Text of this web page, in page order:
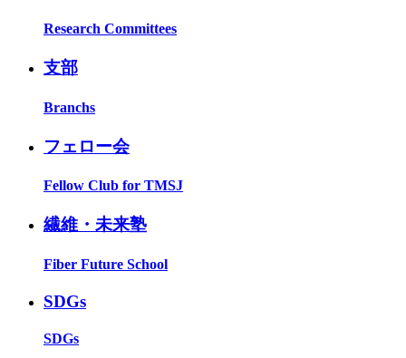
Research Committees
支部
Branchs
フェロー会
Fellow Club for TMSJ
繊維・未来塾
Fiber Future School
SDGs
SDGs